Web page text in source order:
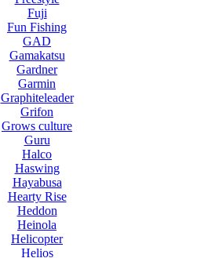
Fuji
Fun Fishing
GAD
Gamakatsu
Gardner
Garmin
Graphiteleader
Grifon
Grows culture
Guru
Halco
Haswing
Hayabusa
Hearty Rise
Heddon
Heinola
Helicopter
Helios